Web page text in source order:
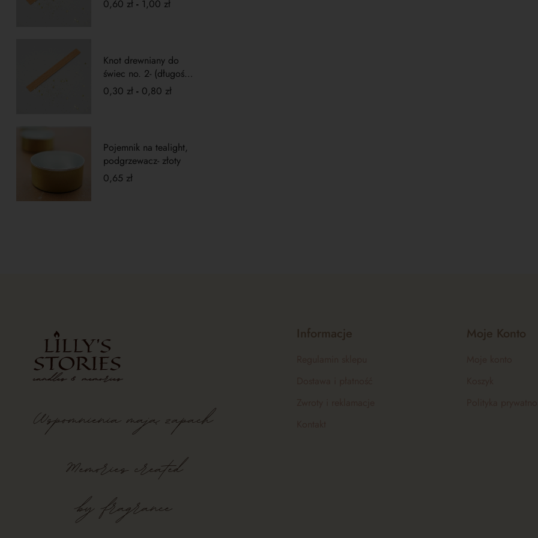
0,60 zł - 1,00 zł
Knot drewniany do
świec no. 2- (długość
5cm)
0,30 zł - 0,80 zł
Pojemnik na tealight,
podgrzewacz- złoty
0,65 zł
Wspomnieniamajązapach
Memories created
by fragrance
Informacje Moje Konto